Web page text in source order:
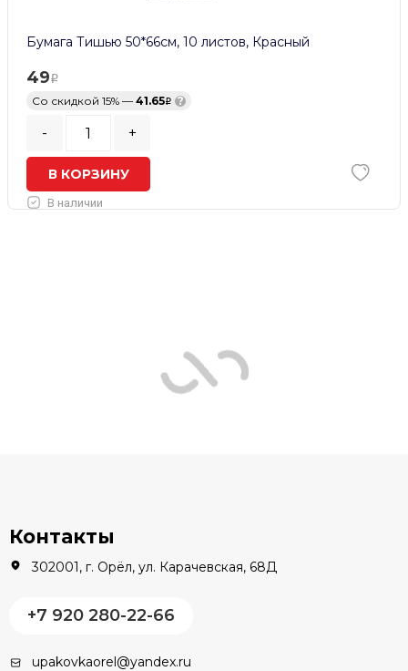
Бумага Тишью 50*66см, 10 листов, Красный
49
Со скидкой 15% — 41.65 ?
- +
В КОРЗИНУ
В наличии
Контакты
302001, г. Орёл, ул. Карачевская, 68Д
+7 920 280-22-66
upakovkaorel@yandex.ru